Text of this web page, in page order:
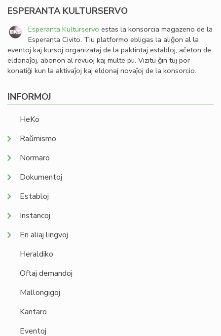
ESPERANTA KULTURSERVO
Esperanta Kulturservo estas la konsorcia magazeno de la
Esperanta Civito. Tiu platformo ebligas la aliĝon al la
eventoj kaj kursoj organizataj de la paktintaj establoj, aĉeton de
eldonaĵoj, abonon al revuoj kaj multe pli. Vizitu ĝin tuj por
konatiĝi kun la aktivaĵoj kaj eldonaj novaĵoj de la konsorcio.
INFORMOJ
HeKo
Raŭmismo
Normaro
Dokumentoj
Establoj
Instancoj
En aliaj lingvoj
Heraldiko
Oftaj demandoj
Mallongigoj
Kantaro
Eventoj